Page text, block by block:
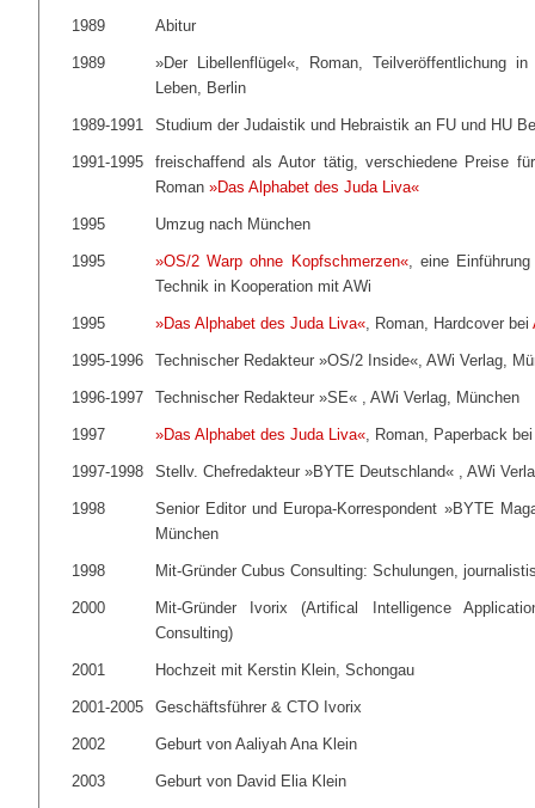
1989 Abitur
1989
»Der Libellenflügel«, Roman, Teilveröffentlichung
Leben, Berlin
1989-1991 Studium der Judaistik und Hebraistik an FU und HU
1991-1995
freischaffend als Autor tätig, verschiedene Preise
Roman »Das Alphabet des Juda Liva«
1995 Umzug nach München
1995 »OS/2 Warp ohne Kopfschmerzen«, eine
Technik in Kooperation mit AWi
1995 »Das Alphabet des Juda Liva«, Roman, Hardcover bei
1995-1996 Technischer Redakteur »OS/2 Inside«, AWi Verlag,
1996-1997 Technischer Redakteur »SE« , AWi Verlag, München
1997 »Das Alphabet des Juda Liva«, Roman, Paperback
1997-1998 Stellv. Chefredakteur »BYTE Deutschland« , AWi
1998
Senior Editor und Europa-Korrespondent »BYTE
München
1998 Mit-Gründer Cubus Consulting: Schulungen,
2000
Mit-Gründer Ivorix (Artifical Intelligence
Consulting)
2001 Hochzeit mit Kerstin Klein, Schongau
2001-2005 Geschäftsführer & CTO Ivorix
2002 Geburt von Aaliyah Ana Klein
2003 Geburt von David Elia Klein